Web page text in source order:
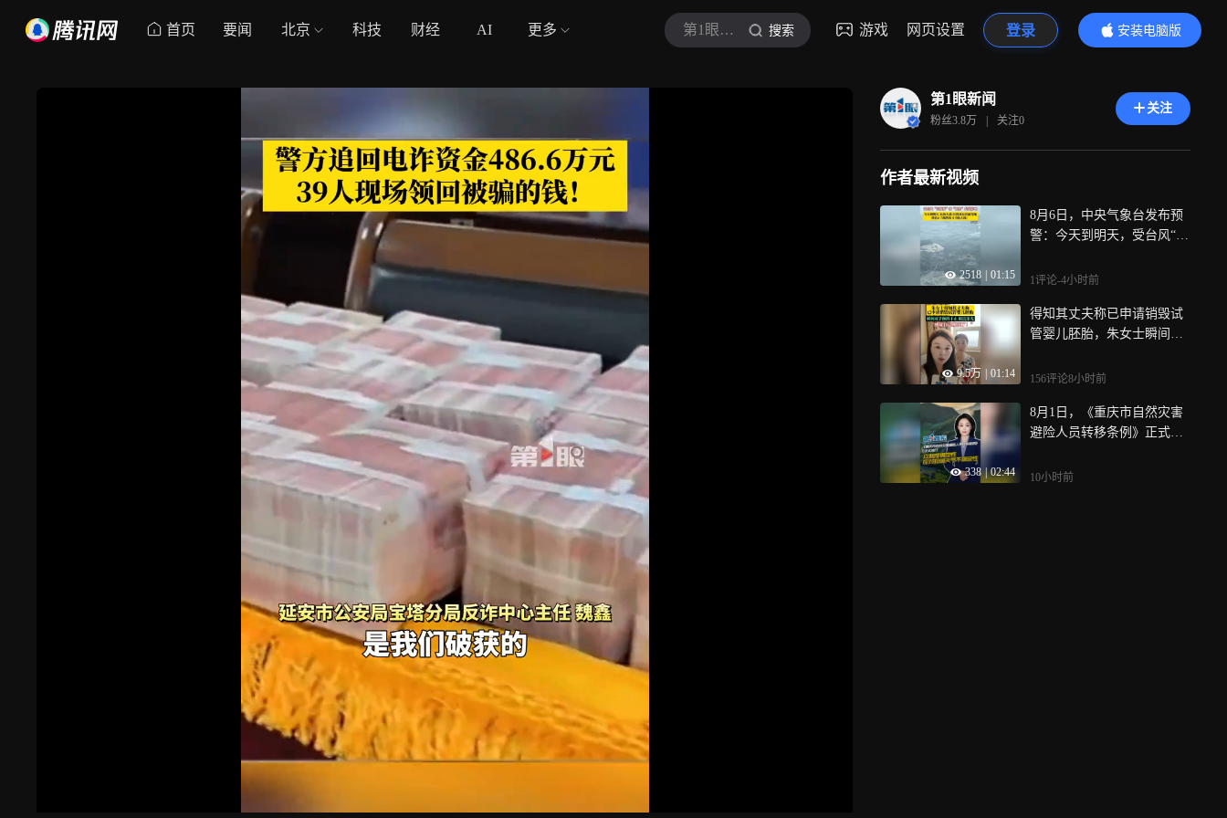
首页 要闻 北京 科技 财经 AI 更多 第1眼新闻 搜索 游戏 网页设置 登录
安装电脑版
内容更精彩
第1眼新闻
粉丝3.8万 | 关注0
关注
作者最新视频
2518 01:15
8月6日，中央气象台发布预
警：今天到明天，受台风“白
海大部、台湾以东洋面等地
风！
1评论-4小时前
9.5万 01:14
得知其丈夫称已申请销毁试
管婴儿胚胎，朱女士瞬间双
觉自己被玩了！
156评论8小时前
338 | 02:44
8月1日，《重庆市自然灾害
避险人员转移条例》正式施
可循、有法可依，巴渝大地
10小时前